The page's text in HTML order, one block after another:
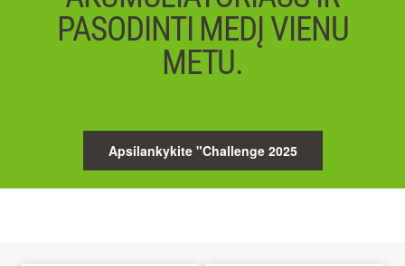
PASODINTI MEDĮ VIENU
METU.
Apsilankykite "Challenge 2025